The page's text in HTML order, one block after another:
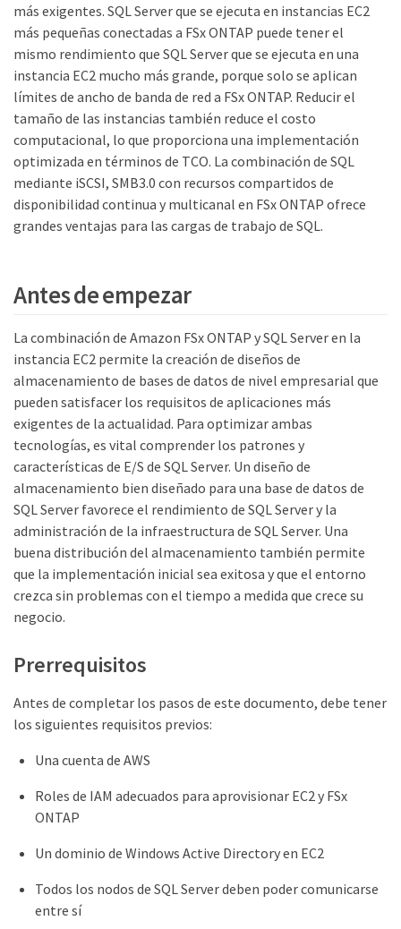
más exigentes. SQL Server que se ejecuta en instancias EC2
más pequeñas conectadas a FSx ONTAP puede tener el
mismo rendimiento que SQL Server que se ejecuta en una
instancia EC2 mucho más grande, porque solo se aplican
límites de ancho de banda de red a FSx ONTAP. Reducir el
tamaño de las instancias también reduce el costo
computacional, lo que proporciona una implementación
optimizada en términos de TCO. La combinación de SQL
mediante iSCSI, SMB3.0 con recursos compartidos de
disponibilidad continua y multicanal en FSx ONTAP ofrece
grandes ventajas para las cargas de trabajo de SQL.
Antes de empezar
La combinación de Amazon FSx ONTAP y SQL Server en la
instancia EC2 permite la creación de diseños de
almacenamiento de bases de datos de nivel empresarial que
pueden satisfacer los requisitos de aplicaciones más
exigentes de la actualidad. Para optimizar ambas
tecnologías, es vital comprender los patrones y
características de E/S de SQL Server. Un diseño de
almacenamiento bien diseñado para una base de datos de
SQL Server favorece el rendimiento de SQL Server y la
administración de la infraestructura de SQL Server. Una
buena distribución del almacenamiento también permite
que la implementación inicial sea exitosa y que el entorno
crezca sin problemas con el tiempo a medida que crece su
negocio.
Prerrequisitos
Antes de completar los pasos de este documento, debe tener
los siguientes requisitos previos:
Una cuenta de AWS
Roles de IAM adecuados para aprovisionar EC2 y FSx
ONTAP
Un dominio de Windows Active Directory en EC2
Todos los nodos de SQL Server deben poder comunicarse
entre sí